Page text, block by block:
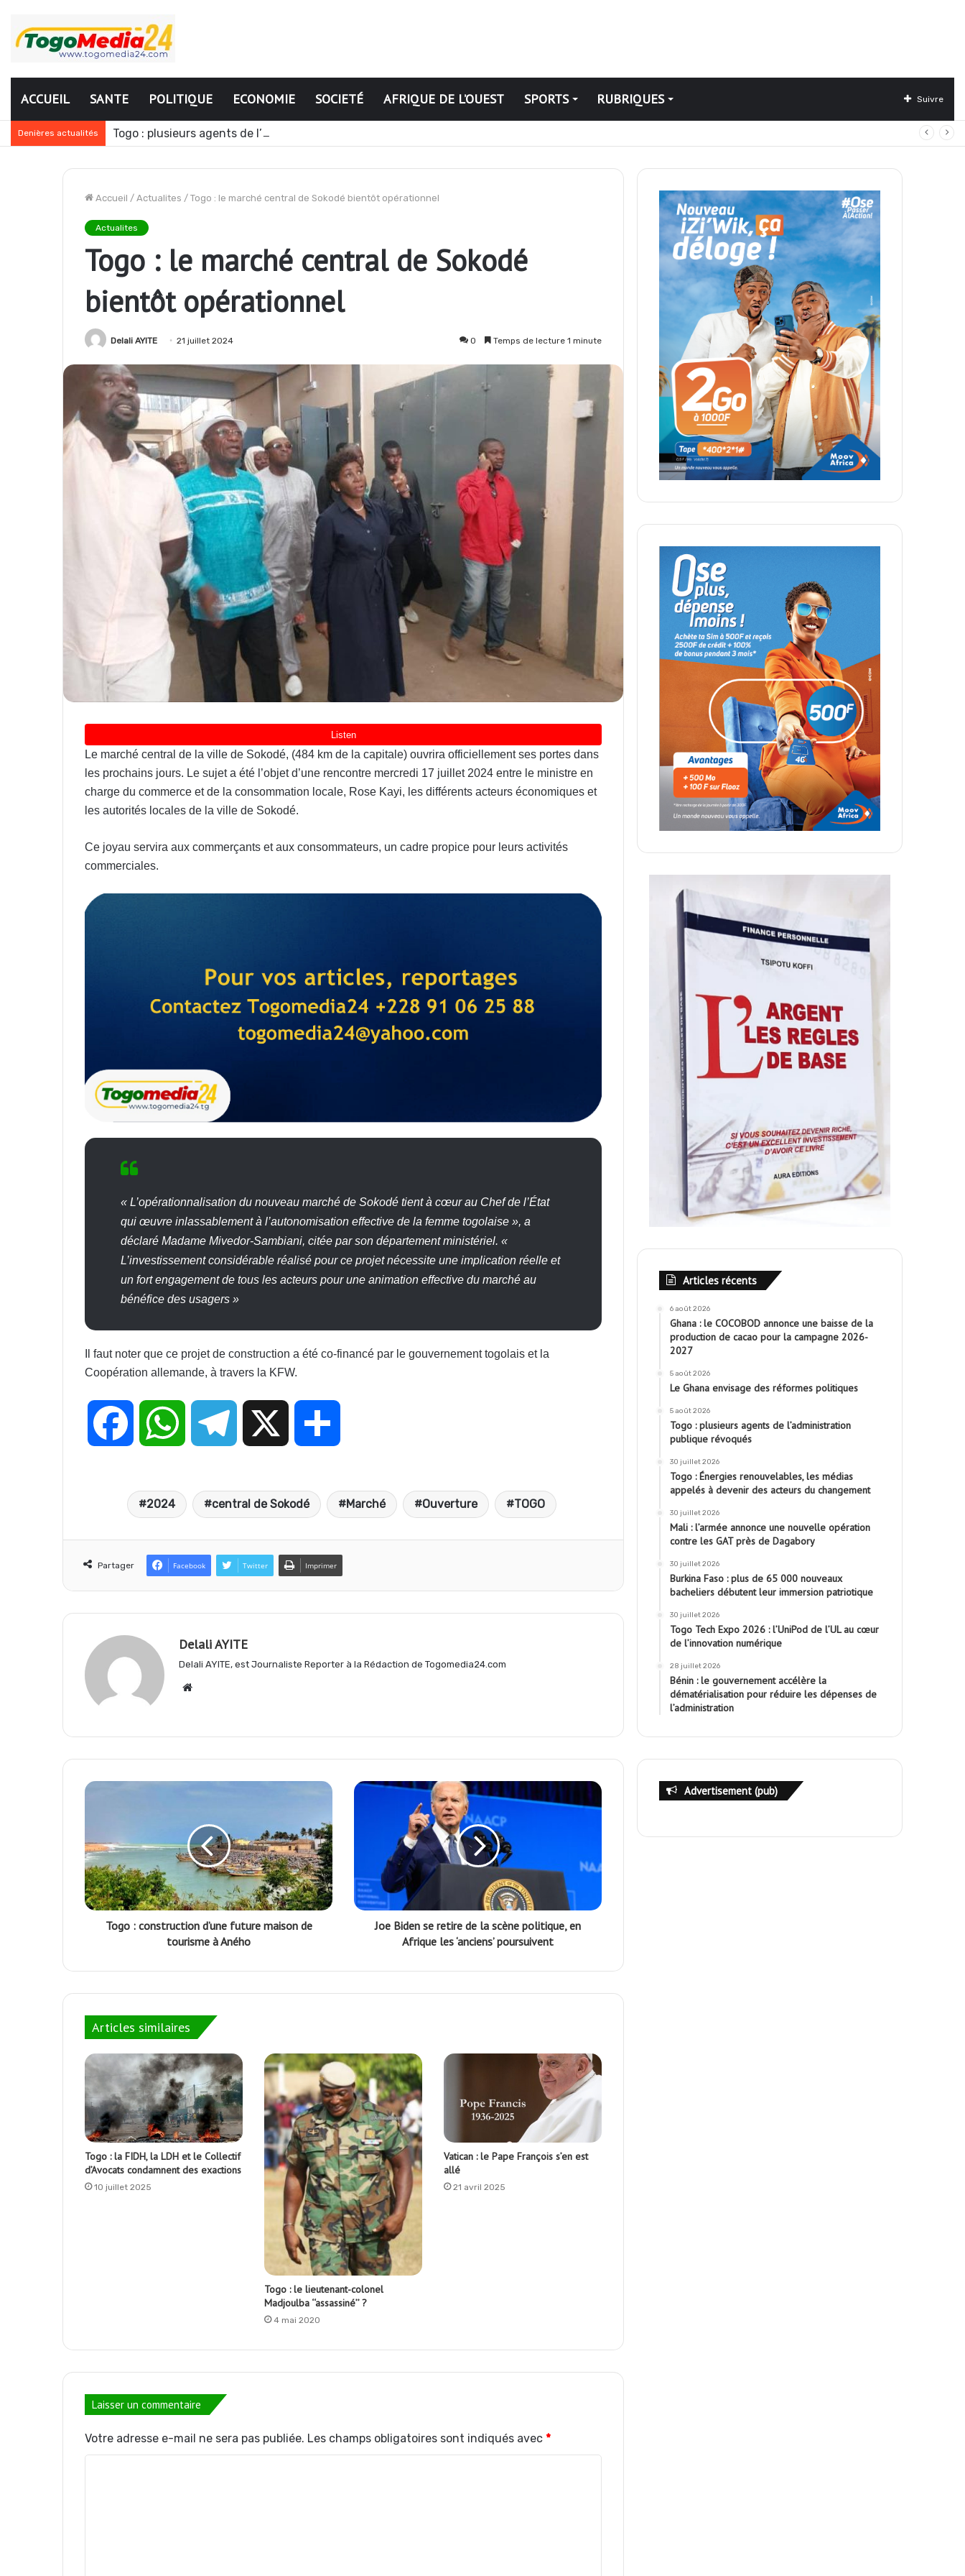
ACCUEIL SANTE POLITIQUE ECONOMIE SOCIETÉ AFRIQUE DE L’OUEST SPORTS RUBRIQUES Suivre
Denières actualités Togo : plusieurs agents de l’administration publique révoqués
Accueil / Actualites / Togo : le marché central de Sokodé bientôt opérationnel
Actualites
Togo : le marché central de Sokodé
bientôt opérationnel
Delali AYITE 21 juillet 2024 0 Temps de lecture 1 minute
Le marché central de la ville de Sokodé, (484 km de la capitale) ouvrira officiellement ses portes dans
les prochains jours. Le sujet a été l’objet d’une rencontre mercredi 17 juillet 2024 entre le ministre en
charge du commerce et de la consommation locale, Rose Kayi, les différents acteurs économiques et
les autorités locales de la ville de Sokodé.
Ce joyau servira aux commerçants et aux consommateurs, un cadre propice pour leurs activités
commerciales.
« L’opérationnalisation du nouveau marché de Sokodé tient à cœur au Chef de l’État
qui œuvre inlassablement à l’autonomisation effective de la femme togolaise », a
déclaré Madame Mivedor-Sambiani, citée par son département ministériel. «
L’investissement considérable réalisé pour ce projet nécessite une implication réelle et
un fort engagement de tous les acteurs pour une animation effective du marché au
bénéfice des usagers »
Il faut noter que ce projet de construction a été co-financé par le gouvernement togolais et la
Coopération allemande, à travers la KFW.
c
o
t
A
l
e
r
r
t
2024 central de Sokodé Marché Ouverture TOGO
Partager Facebook Twitter Imprimer
Delali AYITE
Delali AYITE, est Journaliste Reporter à la Rédaction de Togomedia24.com
Website
Togo : construction d’une future maison de
tourisme à Aného
Joe Biden se retire de la scène politique, en
Afrique les ‘anciens’ poursuivent
Articles similaires
Togo : la FIDH, la LDH et le Collectif
d’Avocats condamnent des exactions
10 juillet 2025
Togo : le lieutenant-colonel
Madjoulba ‘‘assassiné’’ ?
4 mai 2020
Vatican : le Pape François s’en est
allé
21 avril 2025
Laisser un commentaire
Votre adresse e-mail ne sera pas publiée. Les champs obligatoires sont indiqués avec *
Articles récents
6 août 2026
Ghana : le COCOBOD annonce une baisse de la
production de cacao pour la campagne 2026-
2027
5 août 2026
Le Ghana envisage des réformes politiques
5 août 2026
Togo : plusieurs agents de l’administration
publique révoqués
30 juillet 2026
Togo : Énergies renouvelables, les médias
appelés à devenir des acteurs du changement
30 juillet 2026
Mali : l’armée annonce une nouvelle opération
contre les GAT près de Dagabory
30 juillet 2026
Burkina Faso : plus de 65 000 nouveaux
bacheliers débutent leur immersion patriotique
30 juillet 2026
Togo Tech Expo 2026 : l’UniPod de l’UL au cœur
de l’innovation numérique
28 juillet 2026
Bénin : le gouvernement accélère la
dématérialisation pour réduire les dépenses de
l’administration
Advertisement (pub)